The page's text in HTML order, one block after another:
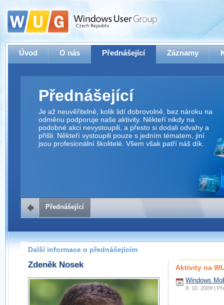
Úvod O nás Přednášející Záznamy
Přednášející
Je až neuvěřitelné, kolik lidí dobrovolně, bez nároku na
odměnu podporuje naše aktivity. Někteří nikdy na
podobné akci nevystoupili, a přesto si dodali odvahy a
přišli. Někteří vystoupili pouze s jedním tématem, jiní
jsou profesionální školitelé. Všem však patří náš dík.
Přednášející
Další informace o přednášejícím
Zdeněk Nosek Aktivity na
Windows
8. 10. 2009 |